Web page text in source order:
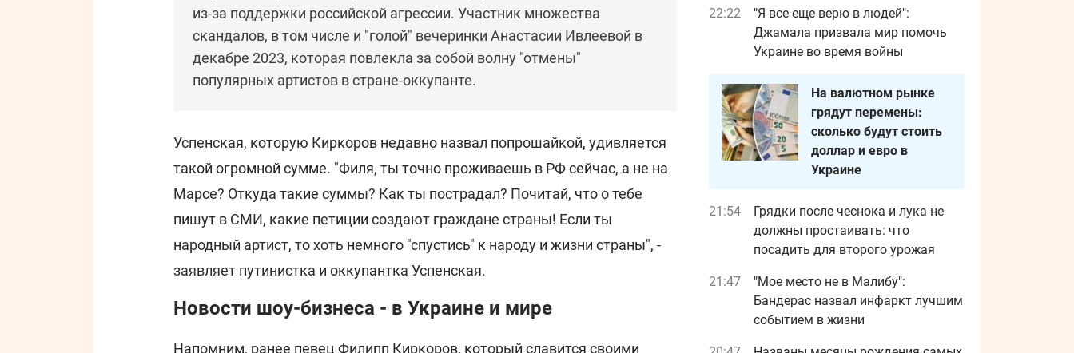
из-за поддержки российской агрессии. Участник множества
скандалов, в том числе и "голой" вечеринки Анастасии Ивлеевой в
декабре 2023, которая повлекла за собой волну "отмены"
популярных артистов в стране-оккупанте.
Успенская, которую Киркоров недавно назвал попрошайкой, удивляется
такой огромной сумме. "Филя, ты точно проживаешь в РФ сейчас, а не на
Марсе? Откуда такие суммы? Как ты пострадал? Почитай, что о тебе
пишут в СМИ, какие петиции создают граждане страны! Если ты
народный артист, то хоть немного "спустись" к народу и жизни страны", -
заявляет путинистка и оккупантка Успенская.
Новости шоу-бизнеса - в Украине и мире
Напомним, ранее певец Филипп Киркоров, который славится своими
22:22
"Я все еще верю в людей":
Джамала призвала мир помочь
Украине во время войны
На валютном рынке
грядут перемены:
сколько будут стоить
доллар и евро в
Украине
21:54
Грядки после чеснока и лука не
должны простаивать: что
посадить для второго урожая
21:47
"Мое место не в Малибу":
Бандерас назвал инфаркт лучшим
событием в жизни